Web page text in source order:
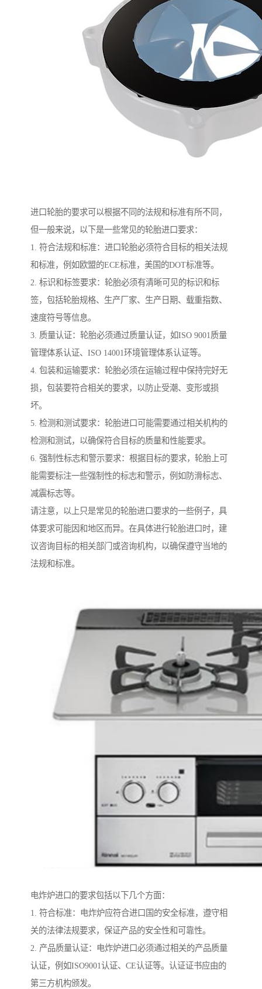
进口轮胎的要求可以根据不同的法规和标准有所不同，
但一般来说，以下是一些常见的轮胎进口要求：
1. 符合法规和标准：进口轮胎必须符合目标的相关法规
和标准，例如欧盟的ECE标准，美国的DOT标准等。
2. 标识和标签要求：轮胎必须有清晰可见的标识和标
签，包括轮胎规格、生产厂家、生产日期、载重指数、
速度符号等信息。
3. 质量认证：轮胎必须通过质量认证，如ISO 9001质量
管理体系认证、ISO 14001环境管理体系认证等。
4. 包装和运输要求：轮胎必须在运输过程中保持完好无
损，包装要符合相关的要求，以防止受潮、变形或损
坏。
5. 检测和测试要求：轮胎进口可能需要通过相关机构的
检测和测试，以确保符合目标的质量和性能要求。
6. 强制性标志和警示要求：根据目标的要求，轮胎上可
能需要标注一些强制性的标志和警示，例如防滑标志、
减震标志等。
请注意，以上只是常见的轮胎进口要求的一些例子，具
体要求可能因和地区而异。在具体进行轮胎进口时，建
议咨询目标的相关部门或咨询机构，以确保遵守当地的
法规和标准。
电炸炉进口的要求包括以下几个方面：
1. 符合标准：电炸炉应符合进口国的安全标准，遵守相
关的法律法规要求，保证产品的安全性和可靠性。
2. 产品质量认证：电炸炉进口必须通过相关的产品质量
认证，例如ISO9001认证、CE认证等。认证证书应由的
第三方机构颁发。